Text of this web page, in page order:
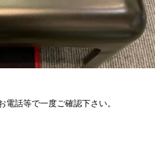
話等で一度ご確認下さい。